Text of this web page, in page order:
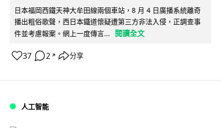
日本福岡西鐵天神大牟田線兩個車站，8 月 4 日廣播系統離奇
播出粗俗歌聲，西日本鐵道懷疑遭第三方非法入侵，正調查事
件並考慮報案。網上一度傳言...
閱讀全文
37 2 ↗ 分享
人工智能